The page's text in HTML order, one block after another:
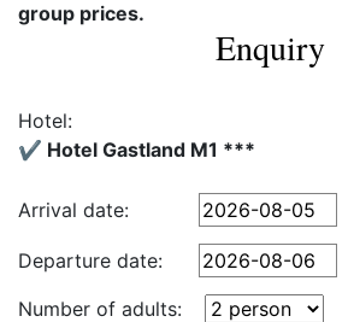
group prices.
Enquiry
Hotel:
✔️ Hotel Gastland M1 ***
Arrival date:
Departure date:
Number of adults: